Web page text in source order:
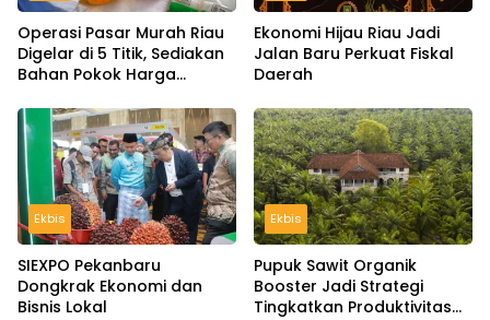
Operasi Pasar Murah Riau
Digelar di 5 Titik, Sediakan
Bahan Pokok Harga
Ekonomi Hijau Riau Jadi
Jalan Baru Perkuat Fiskal
Daerah
Ekbis
SIEXPO Pekanbaru
Dongkrak Ekonomi dan
Bisnis Lokal
Ekbis
Pupuk Sawit Organik
Booster Jadi Strategi
Tingkatkan Produktivitas